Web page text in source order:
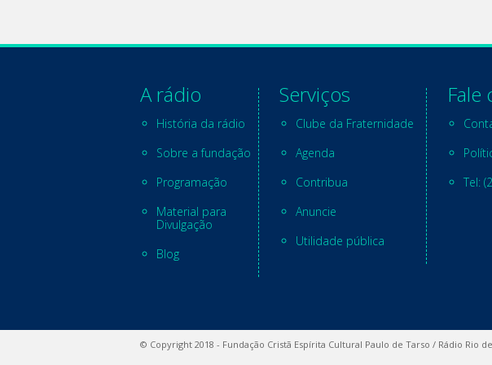
A rádio
História da rádio
Sobre a fundação
Programação
Material para
Divulgação
Blog
Serviços
Clube da Fraternidade
Agenda
Contribua
Anuncie
Utilidade pública
Fale
Tel:
© Copyright 2018 - Fundação Cristã Espírita Cultural Paulo de Tarso / Rádio Rio